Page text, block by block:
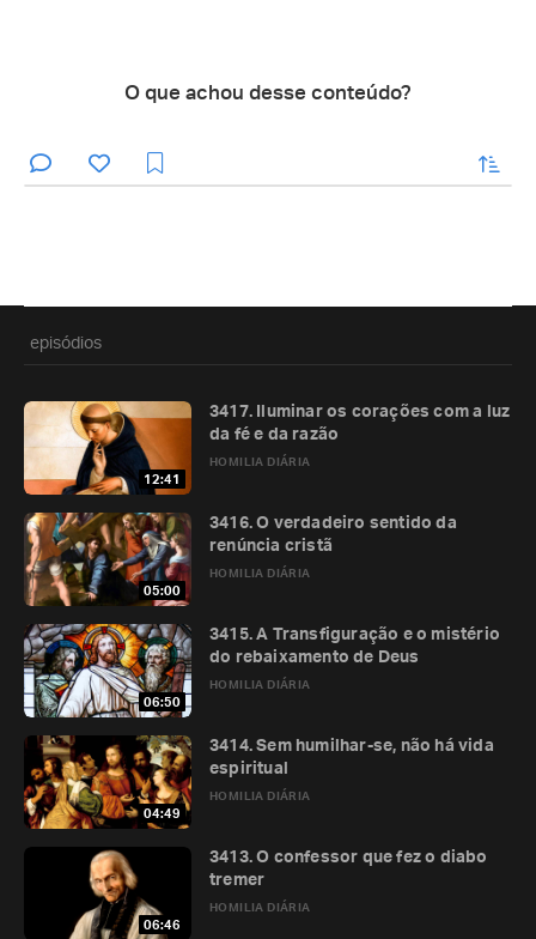
O que achou desse conteúdo?
enviar
episódios
12:41
HOMILIA DIÁRIA
3417. Iluminar os corações com a luz
da fé e da razão
05:00
HOMILIA DIÁRIA
3416. O verdadeiro sentido da
renúncia cristã
06:50
HOMILIA DIÁRIA
3415. A Transfiguração e o mistério
do rebaixamento de Deus
04:49
HOMILIA DIÁRIA
3414. Sem humilhar-se, não há vida
espiritual
06:46
HOMILIA DIÁRIA
3413. O confessor que fez o diabo
tremer